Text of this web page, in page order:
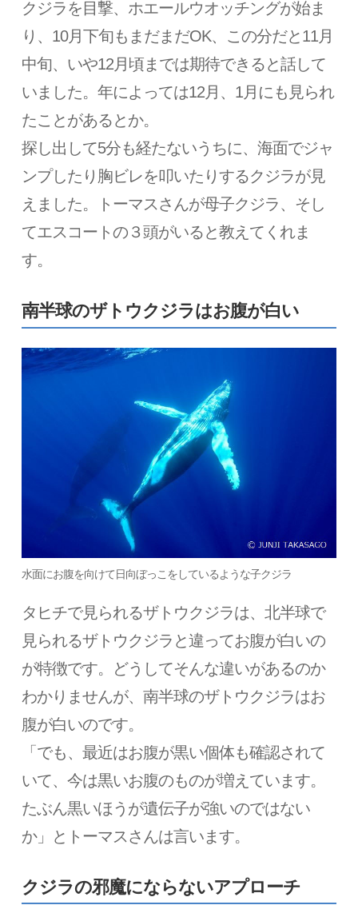
クジラを目撃、ホエールウオッチングが始ま
り、10月下旬もまだまだOK、この分だと11月
中旬、いや12月頃までは期待できると話して
いました。年によっては12月、1月にも見られ
たことがあるとか。
探し出して5分も経たないうちに、海面でジャ
ンプしたり胸ビレを叩いたりするクジラが見
えました。トーマスさんが母子クジラ、そし
てエスコートの３頭がいると教えてくれま
す。
南半球のザトウクジラはお腹が白い
水面にお腹を向けて日向ぼっこをしているような子クジラ
タヒチで見られるザトウクジラは、北半球で
見られるザトウクジラと違ってお腹が白いの
が特徴です。どうしてそんな違いがあるのか
わかりませんが、南半球のザトウクジラはお
腹が白いのです。
「でも、最近はお腹が黒い個体も確認されて
いて、今は黒いお腹のものが増えています。
たぶん黒いほうが遺伝子が強いのではない
か」とトーマスさんは言います。
クジラの邪魔にならないアプローチ